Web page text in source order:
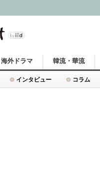
インタビュー コラム
海外ドラマ 韓流・華流